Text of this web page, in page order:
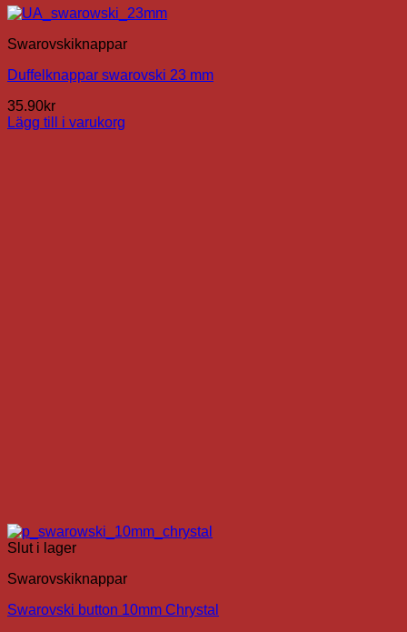
Swarovskiknappar
Duffelknappar swarovski 23 mm
35.90kr
Lägg till i varukorg
Slut i lager
Swarovskiknappar
Swarovski button 10mm Chrystal